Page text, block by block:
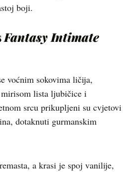
boji.
Fantasy Intimate
voćnim sokovima ličija,
lista ljubičice i
srcu prikupljeni su cvjetovi
dotaknuti gurmanskim
a krasi je spoj vanilije,